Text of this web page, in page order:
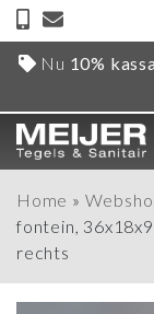
Nu 10%
Home »
fontein,
rechts